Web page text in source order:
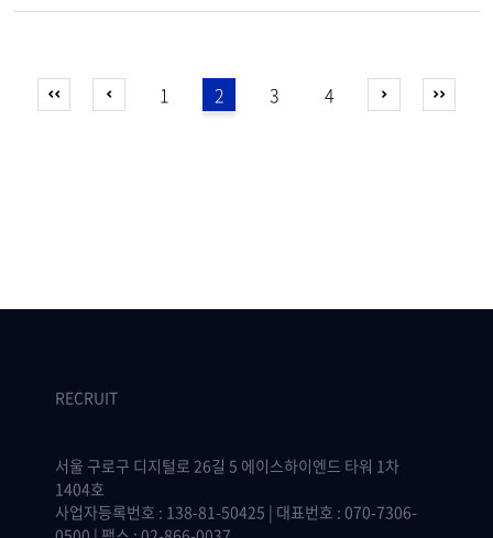
1 2 3 4
RECRUIT
서울 구로구 디지털로 26길 5 에이스하이엔드 타워 1차
1404호
사업자등록번호 : 138-81-50425 | 대표번호 : 070-7306-